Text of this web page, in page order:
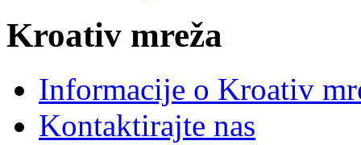
Kroativ mreža
Informacije o Kroativ
Kontaktirajte nas